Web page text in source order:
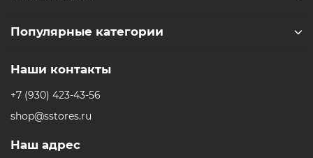
Популярные категории
Наши контакты
+7 (930) 423-43-56
shop@sstores.ru
Наш адрес